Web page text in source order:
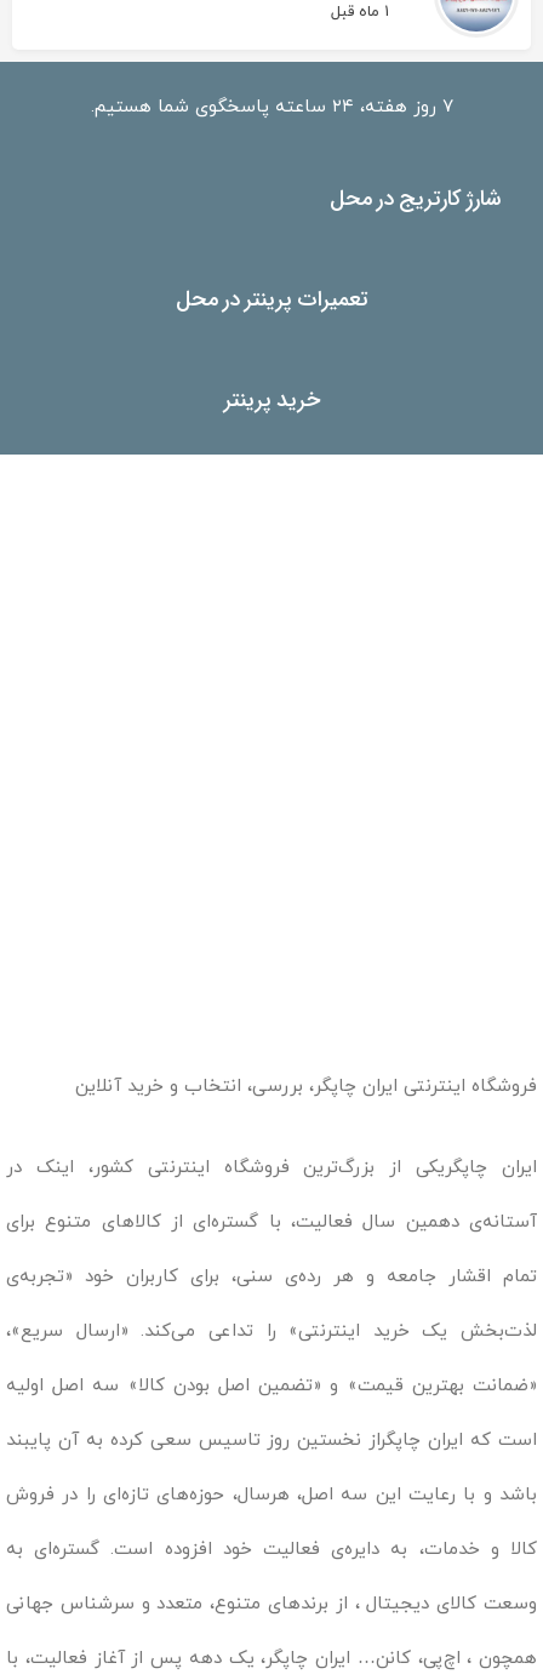
1 ماه قبل
۷ روز هفته، ۲۴ ساعته پاسخگوی شما هستیم.
شارژ کارتریج در محل
تعمیرات پرینتر در محل
خرید پرینتر
فروشگاه اینترنتی ایران چاپگر، بررسی، انتخاب و خرید آنلاین
ایران چاپگریکی از بزرگ‌ترین فروشگاه اینترنتی کشور، اینک در
آستانه‌ی دهمین سال فعالیت، با گستره‌ای از کالاهای متنوع برای
تمام اقشار جامعه و هر رده‌ی سنی، برای کاربران خود «تجربه‌ی
لذت‌بخش یک خرید اینترنتی» را تداعی می‌کند. «ارسال سریع»،
«ضمانت بهترین قیمت» و «تضمین اصل بودن کالا» سه اصل اولیه
است که ایران چاپگراز نخستین روز تاسیس سعی کرده به آن پایبند
باشد و با رعایت این سه اصل، هرسال، حوزه‌های تازه‌ای را در فروش
کالا و خدمات، به دایره‌ی فعالیت خود افزوده است. گستره‌ای به
وسعت کالای دیجیتال ، از برندهای متنوع، متعدد و سرشناس جهانی
همچون ، اچ‌پی، کانن… ایران چاپگر، یک دهه پس از آغاز فعالیت، با